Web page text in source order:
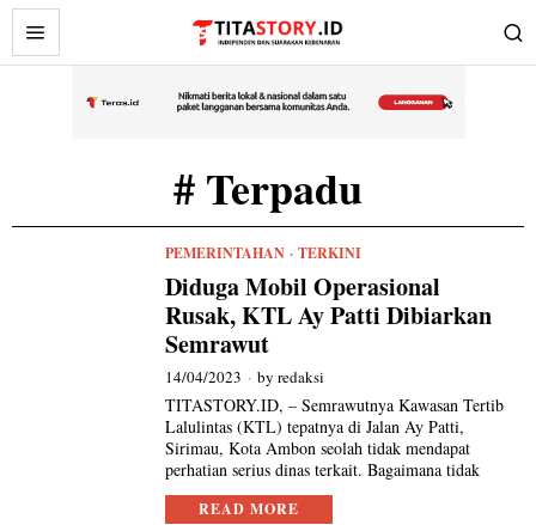
# Terpadu
PEMERINTAHAN · TERKINI
Diduga Mobil Operasional
Rusak, KTL Ay Patti Dibiarkan
Semrawut
14/04/2023 byredaksi
TITASTORY.ID, – Semrawutnya Kawasan Tertib
Lalulintas (KTL) tepatnya di Jalan Ay Patti,
Sirimau, Kota Ambon seolah tidak mendapat
perhatian serius dinas terkait. Bagaimana tidak
READ MORE